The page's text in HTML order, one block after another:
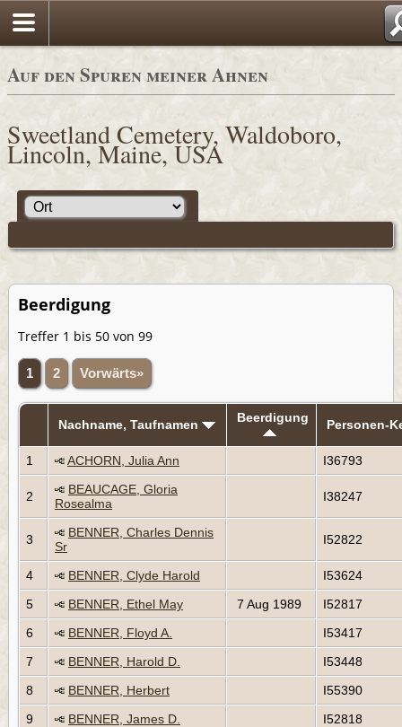
Auf den Spuren meiner Ahnen
Sweetland Cemetery, Waldoboro,
Lincoln, Maine, USA
Beerdigung
Treffer 1 bis 50 von 99
1 2 Vorwärts»
Nachname, Taufnamen Beerdigung Personen-
1 ACHORN, Julia Ann I36793
2
BEAUCAGE, Gloria
Rosealma
I38247
3
BENNER, Charles Dennis
Sr
I52822
4 BENNER, Clyde Harold
I53624
5
BENNER, Ethel May 7 Aug 1989
I52817
6
BENNER, Floyd A.
I53417
7
BENNER, Harold D.
I53448
8
BENNER, Herbert
I55390
9
BENNER, James D.
I52818